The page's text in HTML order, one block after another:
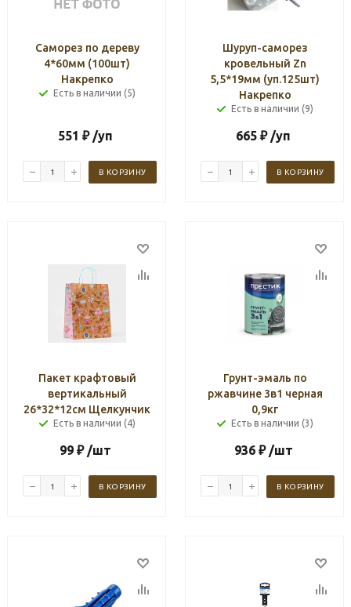
Саморез по дереву
4*60мм (100шт)
Накрепко
Есть в наличии (5)
551 ₽ /уп
В КОРЗИНУ
Шуруп-саморез
кровельный Zn
5,5*19мм (уп.125шт)
Накрепко
Есть в наличии (9)
665 ₽ /уп
В КОРЗИНУ
Пакет крафтовый
вертикальный
26*32*12см Щелкунчик
Есть в наличии (4)
99 ₽ /шт
В КОРЗИНУ
Грунт-эмаль по
ржавчине 3в1 черная
0,9кг
Есть в наличии (3)
936₽ /шт
В КОРЗИНУ